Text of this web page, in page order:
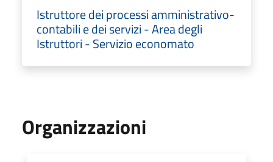
Istruttore dei processi amministrativo-
contabili e dei servizi - Area degli
Istruttori - Servizio economato
Organizzazioni